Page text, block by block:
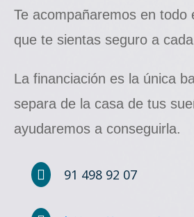
Te acompañaremos en todo
que te sientas seguro a
La financiación es la única
separa de la casa de tus
ayudaremos a conseguirla.
 91 498 92 07